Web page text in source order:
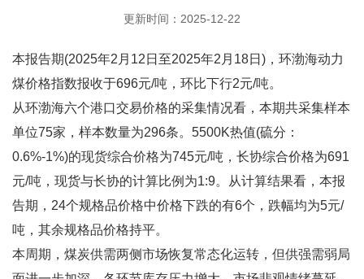
更新时间：2025-12-22
本报告期(2025年2月12日至2025年2月18日)，环渤海动力
煤价格指数报收于696元/吨，环比下行2元/吨。
从环渤海六个港口交易价格的采集情况看，本期共采集样本
单位75家，样本数量为296条。5500K热值(硫分：
0.6%-1%)的现货综合价格为745元/吨，长协综合价格为691
元/吨，现货与长协的计算比例为1:9。从计算结果看，本报
告期，24个规格品价格中价格下跌的有6个，跌幅均为5元/
吨，其余规格品价格持平。
本周期，煤炭供需两侧市场恢复常态化运转，但供强需弱局